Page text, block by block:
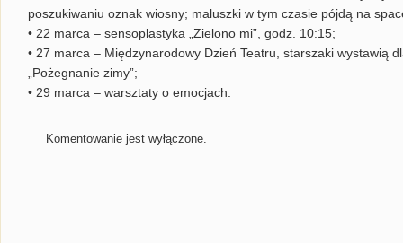
poszukiwaniu oznak wiosny; maluszki w tym czasie pójdą na
• 22 marca – sensoplastyka „Zielono mi”, godz. 10:15;
• 27 marca – Międzynarodowy Dzień Teatru, starszaki wystawią
„Pożegnanie zimy”;
• 29 marca – warsztaty o emocjach.
Komentowanie jest wyłączone.